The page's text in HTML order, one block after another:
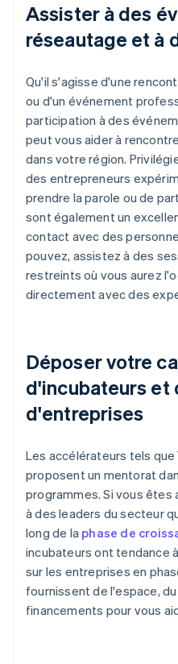
Assister à des
réseautage et à
Qu'il s'agisse d'une
ou d'un événement
participation à des
peut vous aider à
dans votre région.
des entrepreneurs
prendre la parole ou de
sont également un
contact avec des
pouvez, assistez à des
restreints où vous aurez
directement avec des
Déposer votre
d'incubateurs et
d'entreprises
Les accélérateurs tels
proposent un mentorat
programmes. Si vous êtes
à des leaders du secteur
long de la phase de
incubateurs ont tendance
sur les entreprises en
fournissent de l'espace,
financements pour vous